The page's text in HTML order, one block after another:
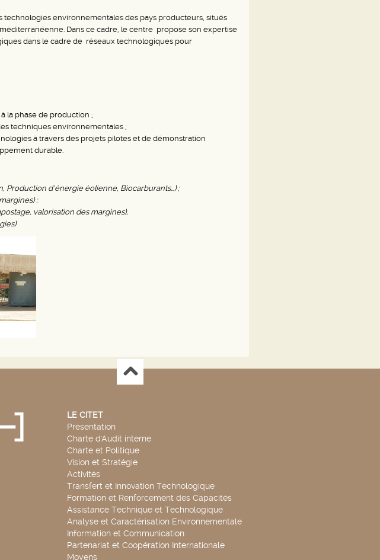
environnementales des pays producteurs, situés
Dans ce cadre, le centre propose son expertise
dans le cadre de réseaux technologiques pour
la phase de production ;
techniques environnementales ;
à travers des projets pilotes et de démonstration
durable.
Production d’énergie éolienne, Biocarburants…) ;
;
valorisation des margines),
LE CITET
Présentation
Charte d'Audit interne
Charte et Politique
Vision et Stratégie
Activités
Transfert et Innovation Technologique
Formation et Renforcement des Capacités
Assistance Technique et Technologique
Analyse et Caractérisation Environnementale
Information et Communication
Partenariat et Coopération Internationale
Moyens